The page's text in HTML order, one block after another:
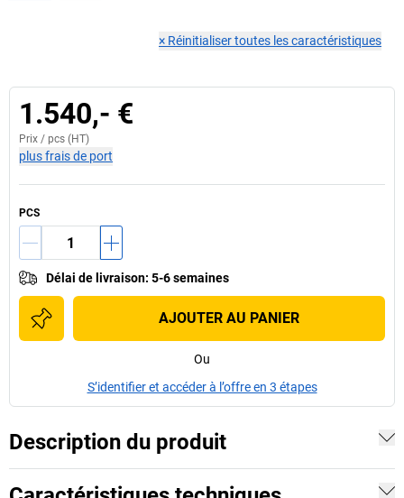
× Réinitialiser toutes les caractéristiques
1.540,- €
Prix / pcs (HT)
plus frais de port
PCS
Délai de livraison: 5-6 semaines
AJOUTER AU PANIER
Ou
S’identifier et accéder à l’offre en 3 étapes
Description du produit